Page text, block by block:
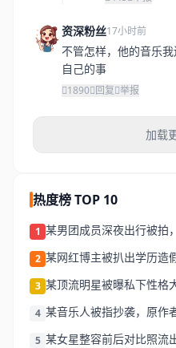
资深粉丝17小时前
不管怎样，他的音乐
自己的事
1890 回复 举报
加载
热度榜 TOP 10
1 某男团成员深夜出行被拍
2 某网红博主被扒出学历造
3 某顶流明星被曝私下性格
4 某音乐人被指抄袭，原作
5 某女星整容前后对比照流